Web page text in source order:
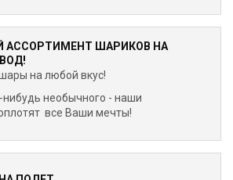
АССОРТИМЕНТ ШАРИКОВ НА
на любой вкус!
нибудь необычного - наши
все Ваши мечты!